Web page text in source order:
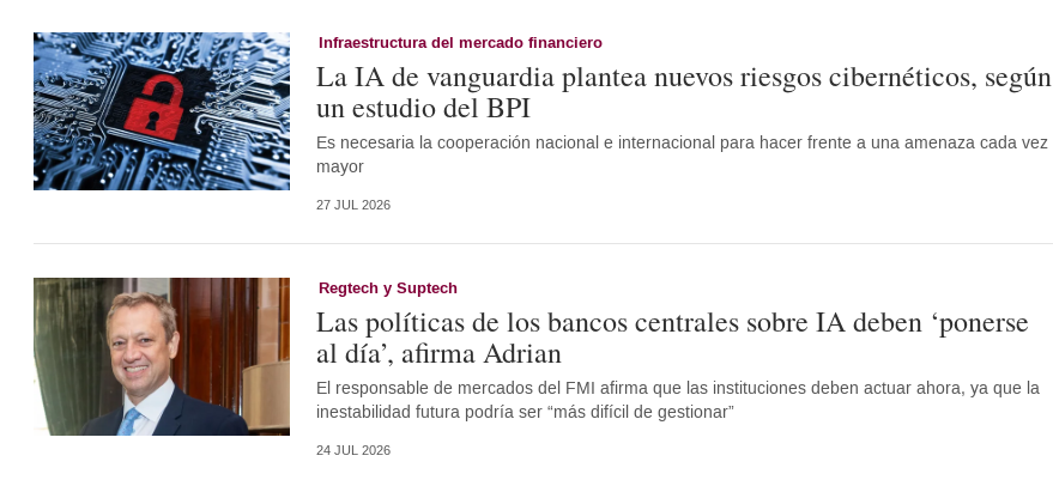
Infraestructura del mercado financiero
La IA de vanguardia plantea nuevos riesgos cibernéticos, según
un estudio del BPI
Es necesaria la cooperación nacional e internacional para hacer frente a una amenaza cada vez
mayor
27 JUL 2026
Regtech y Suptech
Las políticas de los bancos centrales sobre IA deben ‘ponerse
al día’, afirma Adrian
El responsable de mercados del FMI afirma que las instituciones deben actuar ahora, ya que la
inestabilidad futura podría ser “más difícil de gestionar”
24 JUL 2026